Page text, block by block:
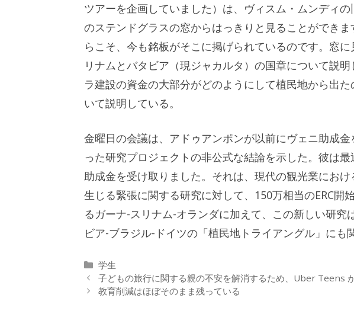
ツアーを企画していました）は、ヴィスム・ムンディの
のステンドグラスの窓からはっきりと見ることができま
らこそ、今も銘板がそこに掲げられているのです。窓に
リナムとバタビア（現ジャカルタ）の国章について説明
ラ建設の資金の大部分がどのようにして植民地から出た
いて説明している。
金曜日の会議は、アドゥアンポンが以前にヴェニ助成金
った研究プロジェクトの非公式な結論を示した。彼は最
助成金を受け取りました。それは、現代の観光業にお
生じる緊張に関する研究に対して、150万相当のERC開
るガーナ-スリナム-オランダに加えて、この新しい研究
ビア-ブラジル-ドイツの「植民地トライアングル」にも
カ
テ
ゴ
学生
子どもの旅行に関する親の不安を解消するため、Uber Teens
教育削減はほぼそのまま残っている